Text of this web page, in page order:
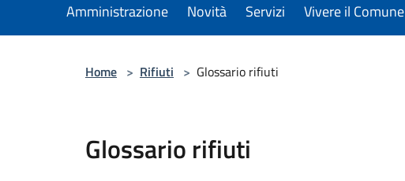
Amministrazione Novità Servizi Vivere il Comune
Home > Rifiuti > Glossario rifiuti
Glossario rifiuti